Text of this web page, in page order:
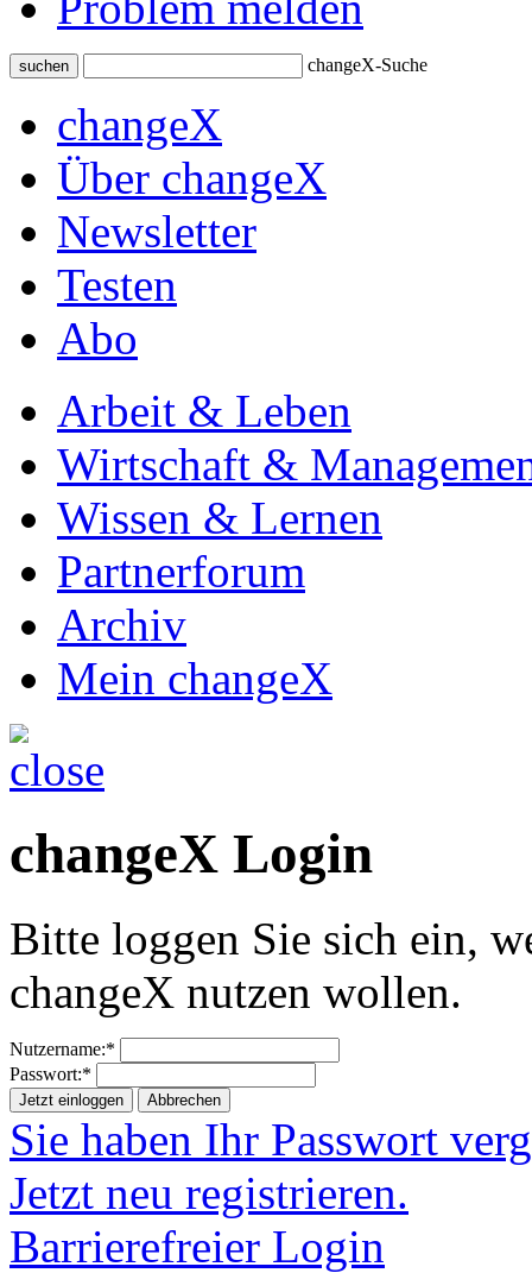
suchen changeX-Suche
changeX
Über changeX
Newsletter
Testen
Abo
Arbeit & Leben
Wirtschaft &
Wissen & Lernen
Partnerforum
Archiv
Mein changeX
changeX Login
Bitte loggen Sie sich ein,
changeX nutzen wollen.
Nutzername:*
Passwort:*
Jetzt einloggen Abbrechen
Sie haben Ihr Passwort
Jetzt neu registrieren.
Barrierefreier Login